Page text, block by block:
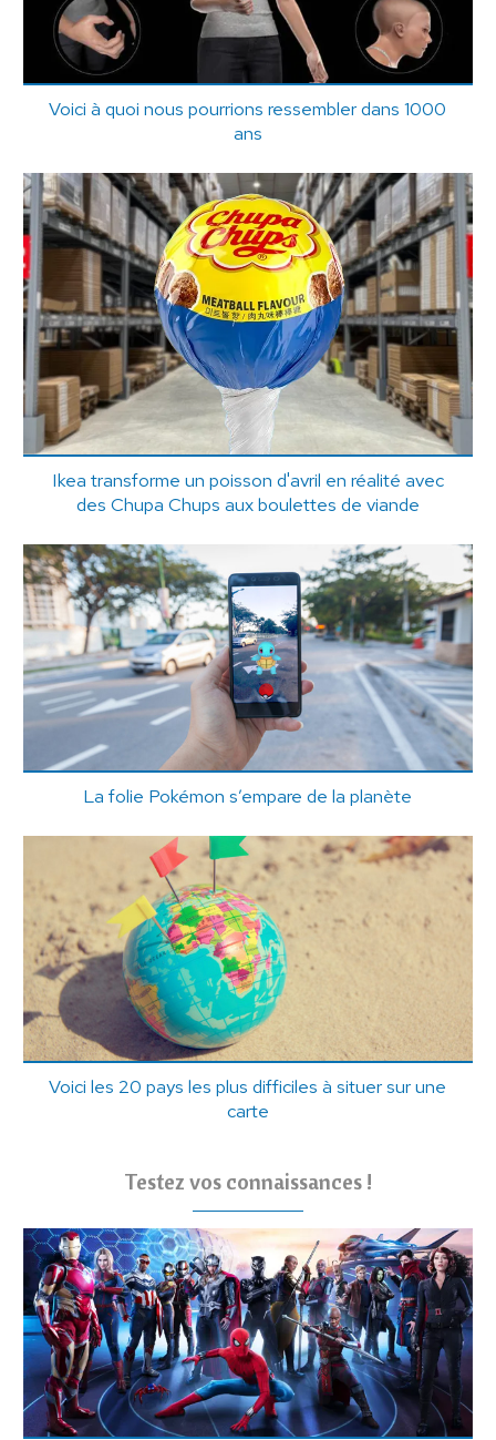
Voici à quoi nous pourrions ressembler dans 1000
ans
Ikea transforme un poisson d'avril en réalité avec
des Chupa Chups aux boulettes de viande
La folie Pokémon s’empare de la planète
Voici les 20 pays les plus difficiles à situer sur une
carte
Testez vos connaissances !